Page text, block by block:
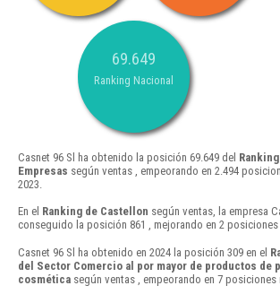
69.649
Ranking Nacional
Casnet 96 Sl ha obtenido la posición 69.649 del
Empresas según ventas , empeorando en 2.494
2023.
En el Ranking de Castellon según ventas, la empresa
conseguido la posición 861 , mejorando en 2
Casnet 96 Sl ha obtenido en 2024 la posición 309 en el
del Sector Comercio al por mayor de productos de
cosmética según ventas , empeorando en 7 posiciones